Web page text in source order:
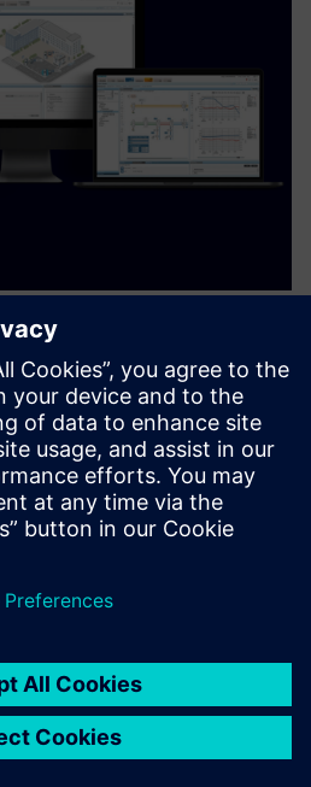
control
rešitve za inteligentne
in prihranke stroškov v